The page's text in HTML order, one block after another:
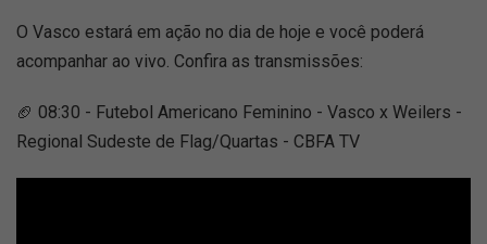
O Vasco estará em ação no dia de hoje e você poderá
acompanhar ao vivo. Confira as transmissões:
🏈 08:30 - Futebol Americano Feminino - Vasco x Weilers -
Regional Sudeste de Flag/Quartas - CBFA TV